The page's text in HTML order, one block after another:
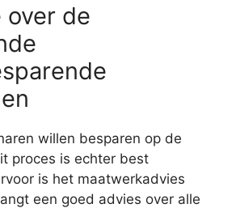
over de
willen besparen op de
proces is echter best
is het maatwerkadvies
een goed advies over alle